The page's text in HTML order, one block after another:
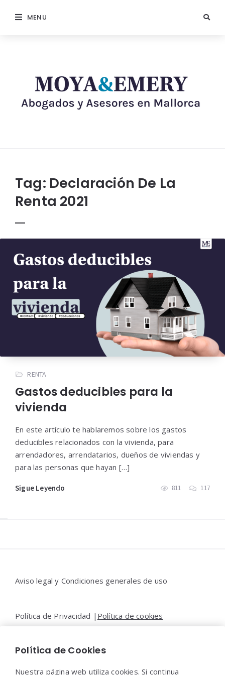
MENU
Tag: Declaración De La
Renta 2021
RENTA
Gastos deducibles para la
vivienda
En este artículo te hablaremos sobre los gastos
deducibles relacionados con la vivienda, para
arrendadores, arrendatarios, dueños de viviendas y
para las personas que hayan […]
Sigue Leyendo 811 117
Aviso legal y Condiciones generales de uso
Política de Privacidad | Política de cookies
Contacto |Moya&Emery
Política de Cookies
Nuestra página web utiliza cookies. Si continua